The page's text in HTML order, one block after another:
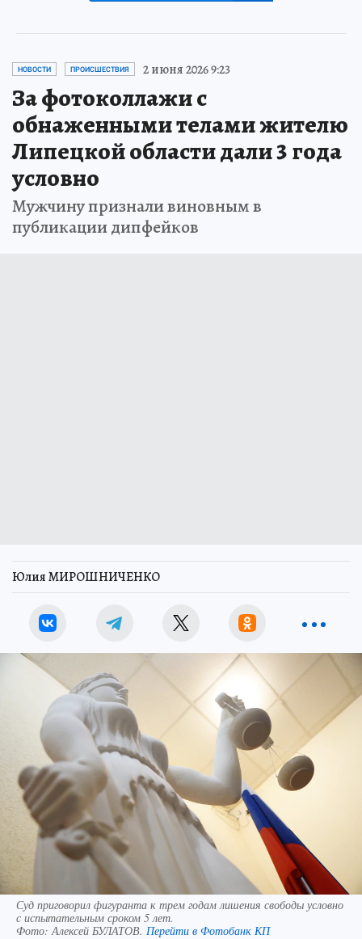
НОВОСТИ ПРОИСШЕСТВИЯ 2 июня 2026 9:23
За фотоколлажи с
обнаженными телами жителю
Липецкой области дали 3 года
условно
Мужчину признали виновным в
публикации дипфейков
Юлия МИРОШНИЧЕНКО
Суд приговорил фигуранта к трем годам лишения свободы условно
с испытательным сроком 5 лет.
Фото:Алексей БУЛАТОВ. Перейти в Фотобанк КП